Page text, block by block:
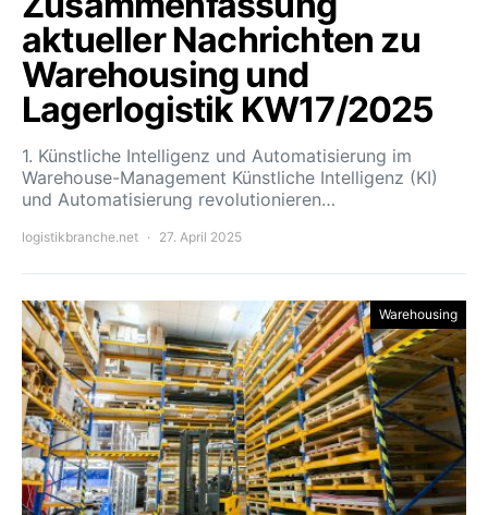
aktueller Nachrichten zu
Warehousing und
Lagerlogistik KW17/2025
1. Künstliche Intelligenz und Automatisierung im
Warehouse-Management Künstliche Intelligenz (KI)
und Automatisierung revolutionieren…
logistikbranche.net 27. April 2025
Warehousing